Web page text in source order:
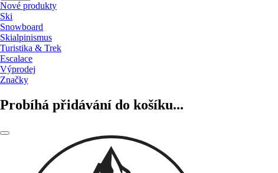
Nové produkty
Ski
Snowboard
Skialpinismus
Turistika & Trek
Escalace
Výprodej
Značky
Probíhá přidávání do košíku...